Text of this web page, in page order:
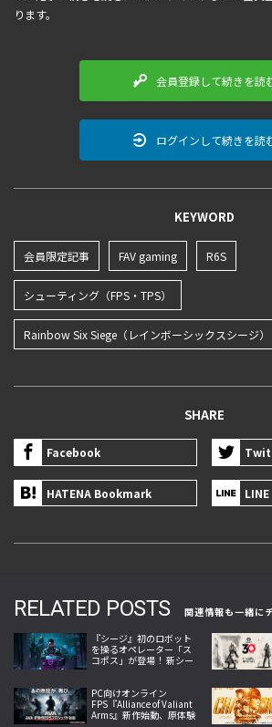
ります。
会員登録して続きを読
ログインして続きを読
KEYWORD
会員限定記事 FAV gaming R6S
シューティング（FPS・TPS）
Rainbow Six Siege（レインボーシックスシージ）
SHARE
Facebook
HATENA Bookmark LINE
RELATED POSTS
関連情報も一緒に
『シージ』初のロボット
を操るオペレーター「ス
コポス」が登場！ 新シー
スタート
PC向けオンライン
FPS『Alliance of Valiant
Arms』新作始動、原体験